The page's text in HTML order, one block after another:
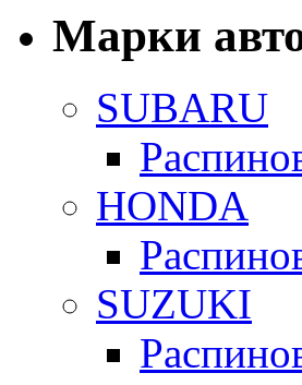
Марки
SUBARU
HONDA
SUZUKI